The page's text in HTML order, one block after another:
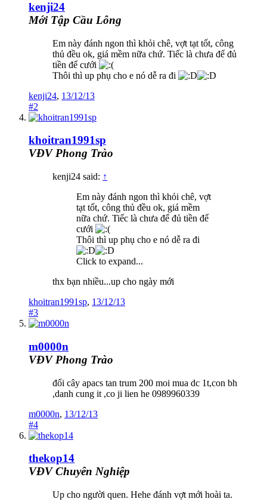
kenji24
Mới Tập Cầu Lông
Em này đánh ngon thì khỏi chê, vợt tạt tốt, công
thủ đều ok, giá mềm nữa chứ. Tiếc là chưa để đủ
tiền để cưới
Thôi thì up phụ cho e nó dễ ra đi
kenji24, 13/12/13
#2
khoitran1991sp
VĐV Phong Trào
kenji24 said: ↑
Em này đánh ngon thì khỏi chê, vợt
tạt tốt, công thủ đều ok, giá mềm
nữa chứ. Tiếc là chưa để đủ tiền để
cưới
Thôi thì up phụ cho e nó dễ ra đi
Click to expand...
thx bạn nhiều...up cho ngày mới
khoitran1991sp, 13/12/13
#3
m0000n
VĐV Phong Trào
đổi cây apacs tan trum 200 moi mua dc 1t,con bh
,danh cung it ,co ji lien he 0989960339
m0000n, 13/12/13
#4
thekop14
VĐV Chuyên Nghiệp
Up cho người quen. Hehe đánh vợt mới hoài ta.